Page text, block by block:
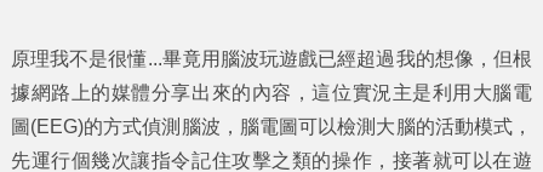
原理我不是很懂...畢竟用腦波玩遊戲已經超過我的想像，但根
據網路上的媒體分享出來的內容，這位實況主是利用大腦電
圖(EEG)的方式偵測腦波，腦電圖可以檢測大腦的活動模式，
先運行個幾次讓指令記住攻擊之類的操作，接著就可以在遊